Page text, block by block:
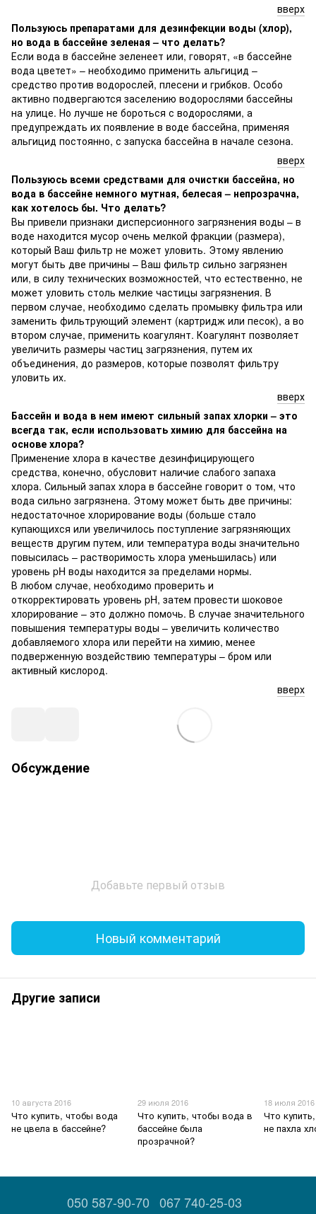
вверх
Пользуюсь препаратами для дезинфекции воды (хлор),
но вода в бассейне зеленая – что делать?
Если вода в бассейне зеленеет или, говорят, «в бассейне
вода цветет» – необходимо применить альгицид –
средство против водорослей, плесени и грибков. Особо
активно подвергаются заселению водорослями бассейны
на улице. Но лучше не бороться с водорослями, а
предупреждать их появление в воде бассейна, применяя
альгицид постоянно, с запуска бассейна в начале сезона.
вверх
Пользуюсь всеми средствами для очистки бассейна, но
вода в бассейне немного мутная, белесая – непрозрачна,
как хотелось бы. Что делать?
Вы привели признаки дисперсионного загрязнения воды – в
воде находится мусор очень мелкой фракции (размера),
который Ваш фильтр не может уловить. Этому явлению
могут быть две причины – Ваш фильтр сильно загрязнен
или, в силу технических возможностей, что естественно, не
может уловить столь мелкие частицы загрязнения. В
первом случае, необходимо сделать промывку фильтра или
заменить фильтрующий элемент (картридж или песок), а во
втором случае, применить коагулянт. Коагулянт позволяет
увеличить размеры частиц загрязнения, путем их
объединения, до размеров, которые позволят фильтру
уловить их.
вверх
Бассейн и вода в нем имеют сильный запах хлорки – это
всегда так, если использовать химию для бассейна на
основе хлора?
Применение хлора в качестве дезинфицирующего
средства, конечно, обусловит наличие слабого запаха
хлора. Сильный запах хлора в бассейне говорит о том, что
вода сильно загрязнена. Этому может быть две причины:
недостаточное хлорирование воды (больше стало
купающихся или увеличилось поступление загрязняющих
веществ другим путем, или температура воды значительно
повысилась – растворимость хлора уменьшилась) или
уровень pH воды находится за пределами нормы.
В любом случае, необходимо проверить и
откорректировать уровень pH, затем провести шоковое
хлорирование – это должно помочь. В случае значительного
повышения температуры воды – увеличить количество
добавляемого хлора или перейти на химию, менее
подверженную воздействию температуры – бром или
активный кислород.
вверх
Обсуждение
Добавьте первый отзыв
Новый комментарий
Другие записи
10 августа 2016
Что купить, чтобы вода
не цвела в бассейне?
29 июля 2016
Что купить, чтобы вода в
бассейне была
прозрачной?
18 июля 2016
Что
не пахла
050 587-90-70 067 740-25-03